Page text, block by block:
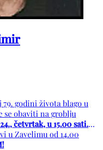
79. godini života blago u
se obaviti na groblju
četvrtak, u 15.00 sati.
u Zavelimu od 14.00